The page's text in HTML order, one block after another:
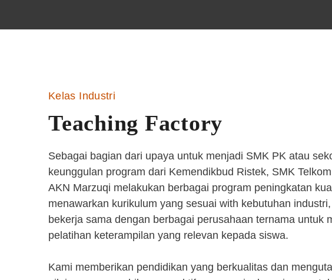
Kelas Industri
Teaching Factory
Sebagai bagian dari upaya untuk menjadi SMK PK atau
keunggulan program dari Kemendikbud Ristek, SMK
AKN Marzuqi melakukan berbagai program peningkatan
menawarkan kurikulum yang sesuai with kebutuhan
bekerja sama dengan berbagai perusahaan ternama untuk
pelatihan keterampilan yang relevan kepada siswa.
Kami memberikan pendidikan yang berkualitas dan